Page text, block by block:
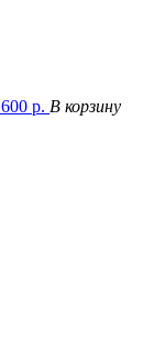
600 р. В корзину